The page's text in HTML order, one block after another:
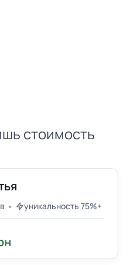
стоимость
• уникальность 75%+